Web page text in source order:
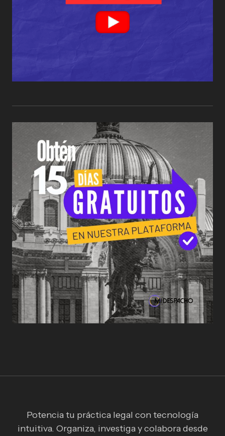
Potencia tu práctica legal con tecnología
intuitiva. Organiza, investiga y colabora desde